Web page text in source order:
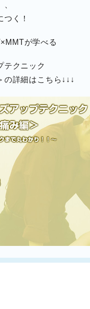
く！
が学べる
テクニック
の詳細はこちら↓↓↓